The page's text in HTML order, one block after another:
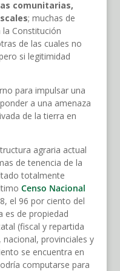
comunitarias,
; muchas de
Constitución
de las cuales no
si legitimidad
para impulsar una
a una amenaza
de la tierra en
agraria actual
de tenencia de la
totalmente
Censo Nacional
el 96 por ciento del
es de propiedad
(fiscal y repartida
provinciales y
se encuentra en
computarse para